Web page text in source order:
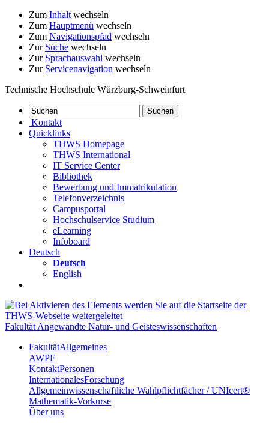
Zum Inhalt wechseln
Zum Hauptmenü wechseln
Zum Navigationspfad wechseln
Zur Suche wechseln
Zur Sprachauswahl wechseln
Zur Servicenavigation wechseln
Technische Hochschule Würzburg-Schweinfurt
Kontakt
Quicklinks
THWS Homepage
THWS International
IT Service Center
Bibliothek
Bewerbung und Immatrikulation
Telefonverzeichnis
Campusportal
Hochschulservice Studium
eLearning
Infoboard
Deutsch
Deutsch
English
Fakultät Angewandte Natur- und Geisteswissenschaften
FakultätAllgemeines
AWPF
KontaktPersonen
InternationalesForschung
Allgemeinwissenschaftliche Wahlpflichtfächer / UNIcert®
Mathematik-Vorkurse
Über uns